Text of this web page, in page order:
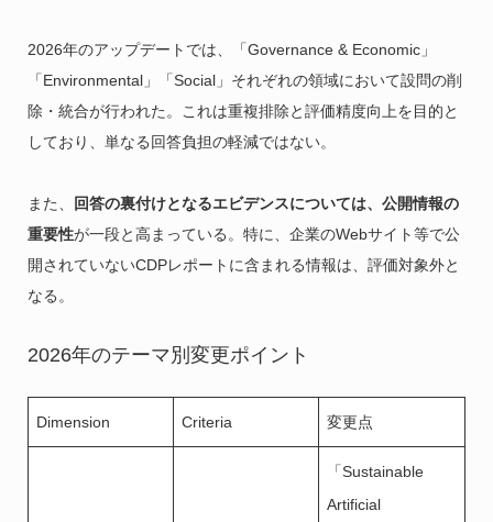
2026年のアップデートでは、「Governance & Economic」
「Environmental」「Social」それぞれの領域において設問の削
除・統合が行われた。これは重複排除と評価精度向上を目的と
しており、単なる回答負担の軽減ではない。
また、
回答の裏付けとなるエビデンスについては、公開情報の
重要性が一段と高まっている。特に、企業のWebサイト等で公
開されていないCDPレポートに含まれる情報は、評価対象外と
なる。
2026年のテーマ別変更ポイント
Dimension Criteria 変更点
「Sustainable
Artificial